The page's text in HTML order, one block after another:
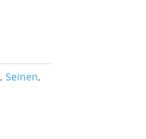
, Seinen,